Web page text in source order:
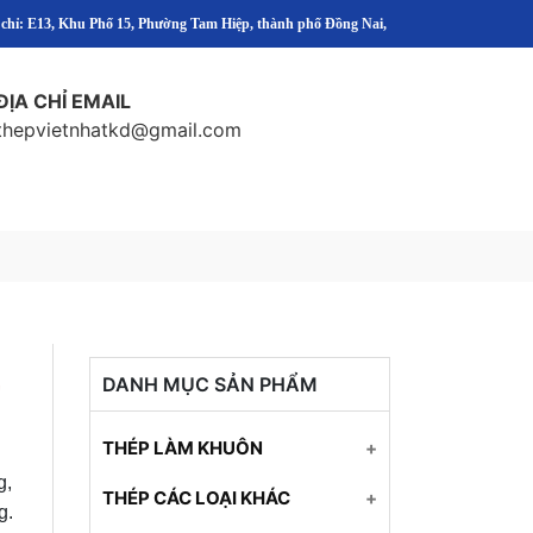
E13, Khu Phố 15, Phường Tam Hiệp, thành phố Đồng Nai,
CHỈ EMAIL
DANH MỤC SẢN PHẨM
THÉP LÀM KHUÔN
Thép SKD61
THÉP CÁC LOẠI KHÁC